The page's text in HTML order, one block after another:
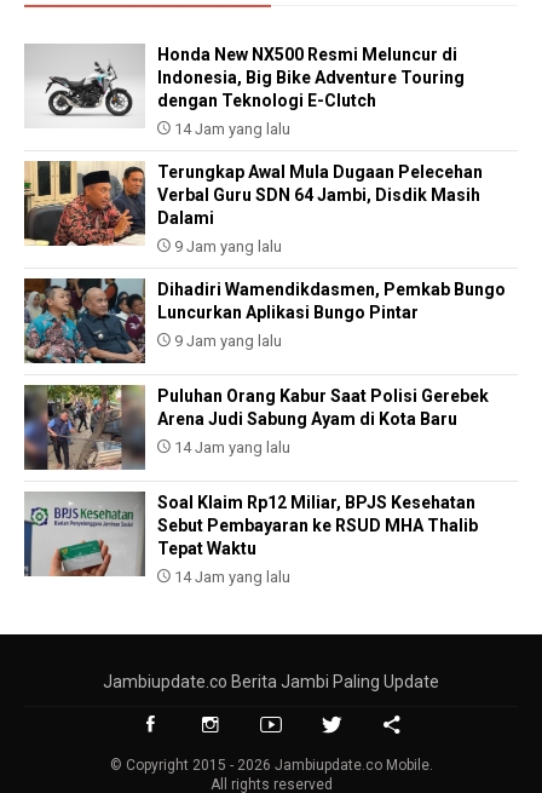
Honda New NX500 Resmi Meluncur di
Indonesia, Big Bike Adventure Touring
dengan Teknologi E-Clutch
14 Jam yang lalu
Terungkap Awal Mula Dugaan Pelecehan
Verbal Guru SDN 64 Jambi, Disdik Masih
Dalami
9 Jam yang lalu
Dihadiri Wamendikdasmen, Pemkab Bungo
Luncurkan Aplikasi Bungo Pintar
9 Jam yang lalu
Puluhan Orang Kabur Saat Polisi Gerebek
Arena Judi Sabung Ayam di Kota Baru
14 Jam yang lalu
Soal Klaim Rp12 Miliar, BPJS Kesehatan
Sebut Pembayaran ke RSUD MHA Thalib
Tepat Waktu
14 Jam yang lalu
Jambiupdate.co Berita Jambi Paling Update
© Copyright 2015 - 2026 Jambiupdate.co Mobile.
All rights reserved